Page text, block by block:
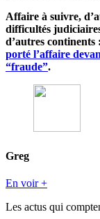
Affaire à suivre,
difficultés
d’autres continents :
porté l’affaire
“fraude”.
Greg
En voir +
Les actus qui